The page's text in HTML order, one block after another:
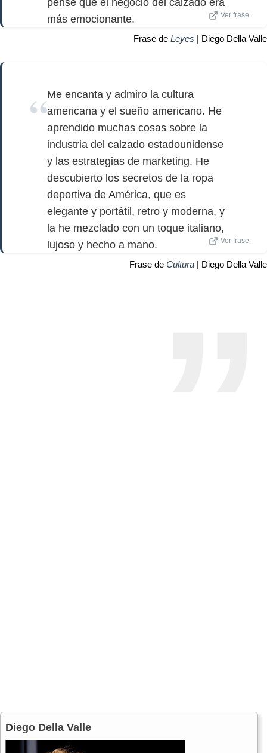
pensé que el negocio del calzado era
más emocionante.
Ver frase
Frase de Leyes | Diego Della Valle
Me encanta y admiro la cultura
americana y el sueño americano. He
aprendido muchas cosas sobre la
industria del calzado estadounidense
y las estrategias de marketing. He
descubierto los secretos de la ropa
deportiva de América, que es
elegante y portátil, retro y moderna, y
la he mezclado con un toque italiano,
lujoso y hecho a mano.
Ver frase
Frase de Cultura | Diego Della Valle
Diego Della Valle